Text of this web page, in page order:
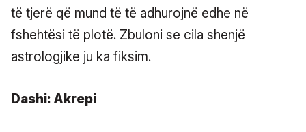
të tjerë që mund të të adhurojnë edhe në
fshehtësi të plotë. Zbuloni se cila shenjë
astrologjike ju ka fiksim.
Dashi: Akrepi